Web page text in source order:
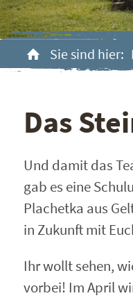
Sie sind hier:
Das
Und damit das
gab es eine
Plachetka aus
in Zukunft mit
Ihr wollt sehen,
vorbei! Im April